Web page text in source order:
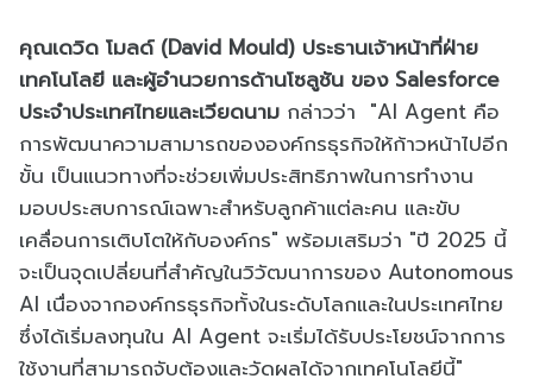
คุณเดวิด โมลด์ (David Mould) ประธานเจ้าหน้าที่ฝ่าย
เทคโนโลยี และผู้อำนวยการด้านโซลูชัน ของ Salesforce
ประจำประเทศไทยและเวียดนาม กล่าวว่า "AI Agent คือ
การพัฒนาความสามารถขององค์กรธุรกิจให้ก้าวหน้าไปอีก
ขั้น เป็นแนวทางที่จะช่วยเพิ่มประสิทธิภาพในการทำงาน
มอบประสบการณ์เฉพาะสำหรับลูกค้าแต่ละคน และขับ
เคลื่อนการเติบโตให้กับองค์กร" พร้อมเสริมว่า "ปี 2025 นี้
จะเป็นจุดเปลี่ยนที่สำคัญในวิวัฒนาการของ Autonomous
AI เนื่องจากองค์กรธุรกิจทั้งในระดับโลกและในประเทศไทย
ซึ่งได้เริ่มลงทุนใน AI Agent จะเริ่มได้รับประโยชน์จากการ
ใช้งานที่สามารถจับต้องและวัดผลได้จากเทคโนโลยีนี้"